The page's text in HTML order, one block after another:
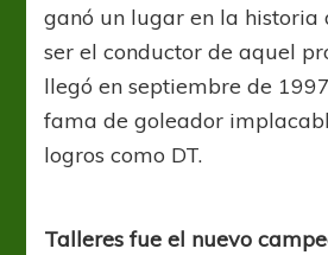
ganó un lugar en la historia
ser el conductor de aquel
llegó en septiembre de
fama de goleador
logros como DT.
Talleres fue el nuevo